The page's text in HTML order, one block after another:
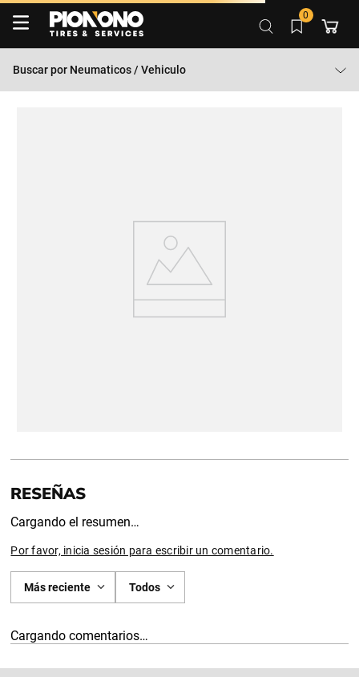
0
Buscar por Neumaticos / Vehiculo
Cargando el resumen…
Por favor, inicia sesión para escribir un comentario.
Más reciente Todos
Cargando comentarios…